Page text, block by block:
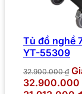
Tủ đồ nghề
YT-55309
32.900.000₫
32.900.000